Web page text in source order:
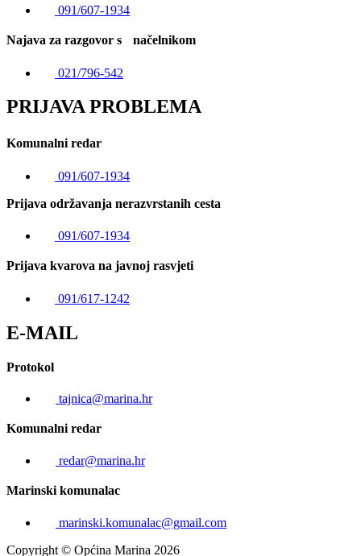
091/607-1934
Najava za razgovor s načelnikom
021/796-542
PRIJAVA PROBLEMA
Komunalni redar
091/607-1934
Prijava održavanja nerazvrstanih cesta
091/607-1934
Prijava kvarova na javnoj rasvjeti
091/617-1242
E-MAIL
Protokol
tajnica@marina.hr
Komunalni redar
redar@marina.hr
Marinski komunalac
marinski.komunalac@gmail.com
Copyright © Općina Marina 2026